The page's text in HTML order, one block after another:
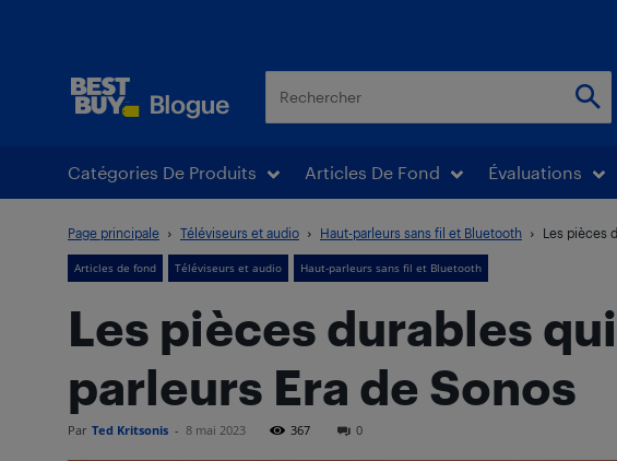
Catégories De Produits Articles De Fond Évaluations
Page principale Téléviseurs et audio Haut-parleurs sans fil et Bluetooth Les pièces
Articles de fond Téléviseurs et audio Haut-parleurs sans fil et Bluetooth
Les pièces durables
parleurs Era de Sonos
Par Ted Kritsonis - 8 mai 2023 367 0